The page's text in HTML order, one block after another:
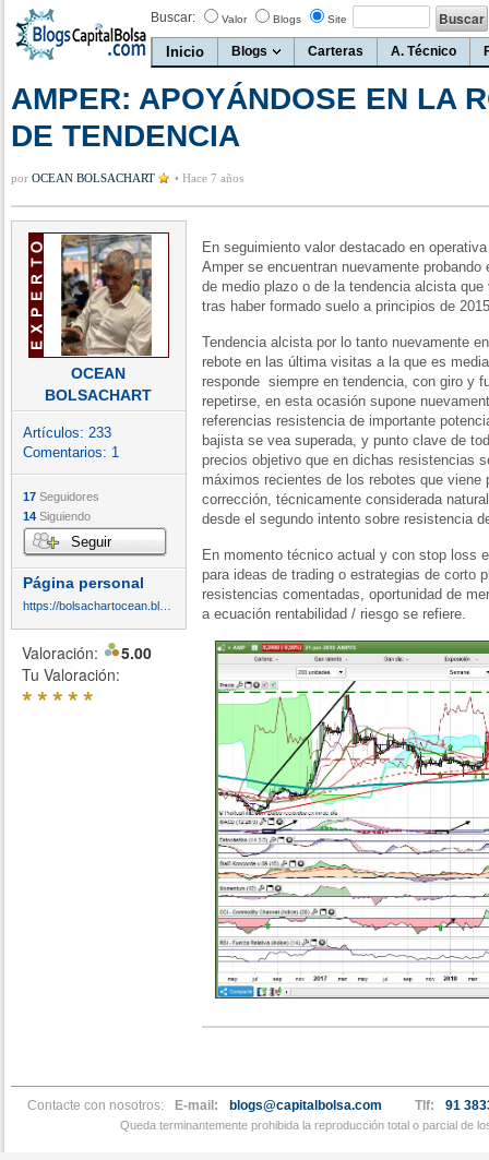
Buscar: Valor Blogs Site
Inicio Blogs Carteras A. Técnico
AMPER: APOYÁNDOSE EN LA
DE TENDENCIA
por OCEAN BOLSACHART • Hace 7 años
OCEAN
BOLSACHART
Artículos: 233
Comentarios: 1
17 Seguidores
14 Siguiendo
Seguir
Página personal
Valoración:
5.00
Tu Valoración:
*****
En seguimiento valor destacado en
Amper se encuentran nuevamente
de medio plazo o de la tendencia alcista
tras haber formado suelo a principios de
Tendencia alcista por lo tanto nuevamente
rebote en las última visitas a la que es
responde siempre en tendencia, con giro y
repetirse, en esta ocasión supone
referencias resistencia de importante
bajista se vea superada, y punto clave de
precios objetivo que en dichas resistencias
máximos recientes de los rebotes que viene
corrección, técnicamente considerada
desde el segundo intento sobre resistencia
En momento técnico actual y con stop loss
para ideas de trading o estrategias de corto
resistencias comentadas, oportunidad de
a ecuación rentabilidad / riesgo se refiere.
Contacte con nosotros: E-mail: blogs@capitalbolsa.com Tlf: 91
Queda terminantemente prohibida la reproducción total o parcial de